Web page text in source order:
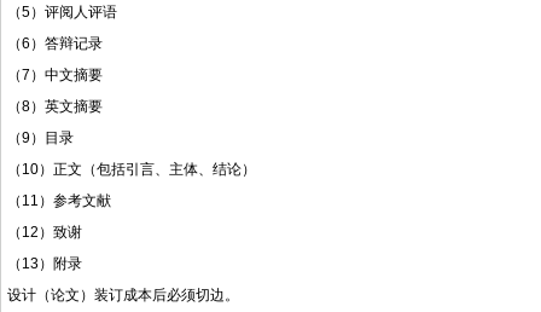
（5）评阅人评语
（6 ）答辩记录
（7 ）中文摘要
（8）英文摘要
（9）目录
（ 10）正文（包括引言、主体、结论）
（ 11 ）参考文献
（ 12 ）致谢
（ 13）附录
设计（论文）装订成本后必须切边。